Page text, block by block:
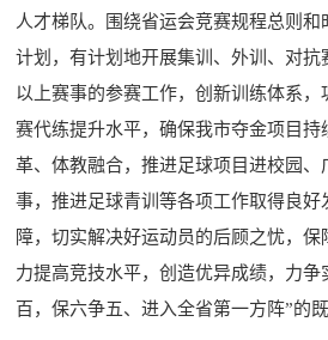
人才梯队。围绕省运会竞赛规程总则
计划，有计划地开展集训、外训、对抗
以上赛事的参赛工作，创新训练体系
赛代练提升水平，确保我市夺金项目
革、体教融合，推进足球项目进校园
事，推进足球青训等各项工作取得良
障，切实解决好运动员的后顾之忧，
力提高竞技水平，创造优异成绩，力争
百，保六争五、进入全省第一方阵”的既